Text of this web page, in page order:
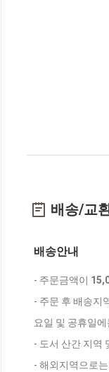
배송/교
배송안내
- 주문금액이
- 주문 후 배송지
요일 및 공휴일
- 도서 산간 지역
- 해외지역으로